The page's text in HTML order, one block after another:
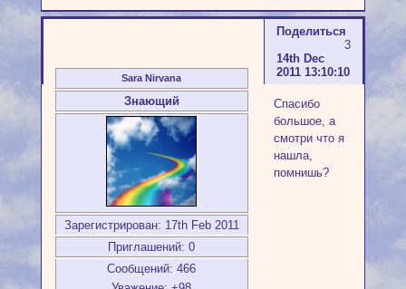
Поделиться
3
14th Dec
2011 13:10:10
Sara Nirvana
Знающий
Зарегистрирован: 17th Feb 2011
Приглашений: 0
Сообщений: 466
Спасибо
большое, а
смотри что я
нашла,
помнишь?